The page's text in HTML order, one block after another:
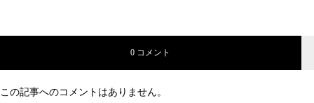
0 コメント
この記事へのコメントはありません。